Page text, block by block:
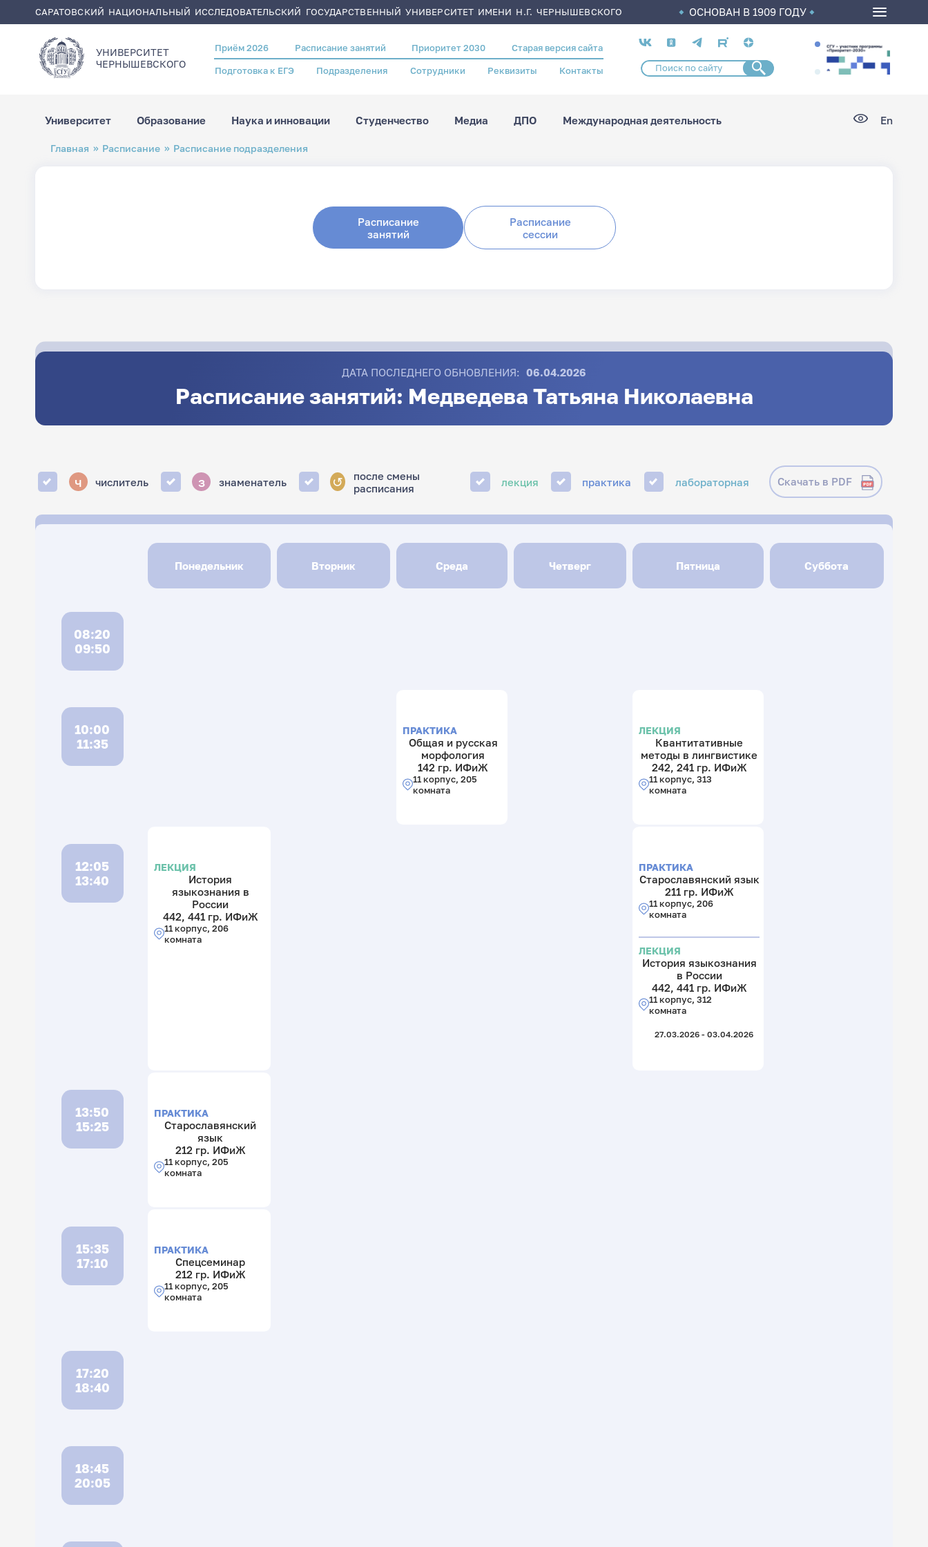
САРАТОВСКИЙ НАЦИОНАЛЬНЫЙ ИССЛЕДОВАТЕЛЬСКИЙ ГОСУДАРСТВЕННЫЙ УНИВЕРСИТЕТ ИМЕНИ Н.Г. ЧЕРНЫШЕВСКОГО ОСНОВАН В 1909 ГОДУ
УНИВЕРСИТЕТ
ЧЕРНЫШЕВСКОГO
Header
menu
Приём 2026 Расписание занятий Приоритет 2030 Старая версия сайта
Подготовка к ЕГЭ Подразделения Сотрудники Реквизиты Контакты
Социальные
сети
Университет Образование Наука и инновации Студенчество Медиа ДПО Международная деятельность En
Строка
навигации
Главная Расписание Расписание подразделения
Расписание
занятий
Расписание
сессии
ДАТА ПОСЛЕДНЕГО ОБНОВЛЕНИЯ: 06.04.2026
Расписание занятий: Медведева Татьяна Николаевна
ч числитель з знаменатель ↺
после смены
расписания
лекция практика лабораторная Скачать в PDF
Понедельник Вторник Среда Четверг Пятница Суббота
08:20
09:50
10:00
11:35
ПРАКТИКА
Общая и русская
морфология
142 гр. ИФиЖ
11 корпус, 205
комната
ЛЕКЦИЯ
Квантитативные
методы в лингвистике
242, 241 гр. ИФиЖ
11 корпус, 313
комната
12:05
13:40
ЛЕКЦИЯ
История
языкознания в
России
442, 441 гр. ИФиЖ
11 корпус, 206
комната
ПРАКТИКА
Старославянский язык
211 гр. ИФиЖ
11 корпус, 206
комната
ЛЕКЦИЯ
История языкознания
в России
442, 441 гр. ИФиЖ
11 корпус, 312
комната
27.03.2026 - 03.04.2026
13:50
15:25
ПРАКТИКА
Старославянский
язык
212 гр. ИФиЖ
11 корпус, 205
комната
15:35
17:10
ПРАКТИКА
Спецсеминар
212 гр. ИФиЖ
11 корпус, 205
комната
17:20
18:40
18:45
20:05